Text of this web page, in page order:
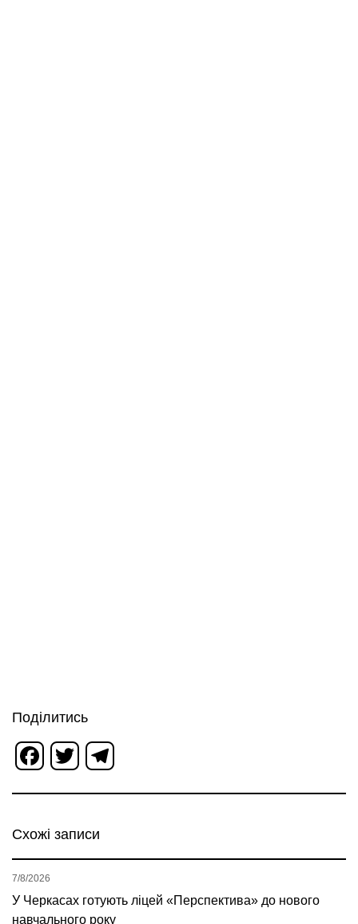
Поділитись
Facebook
Twitter
Схожі записи
У Черкасах готують ліцей «Перспектива» до нового
навчального року
7/8/2026